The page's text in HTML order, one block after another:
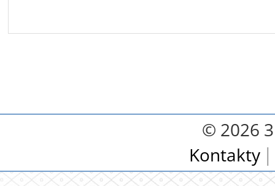
© 2026
Kontakty